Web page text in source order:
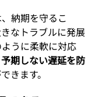
納期を守るこ
なトラブルに発展
うに柔軟に対応
予期しない遅延を防
きます。